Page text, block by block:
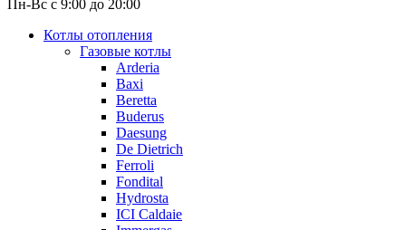
Пн-Вс с 9:00 до 20:00
Котлы отопления
Газовые котлы
Arderia
Baxi
Beretta
Buderus
Daesung
De Dietrich
Ferroli
Fondital
Hydrosta
ICI Caldaie